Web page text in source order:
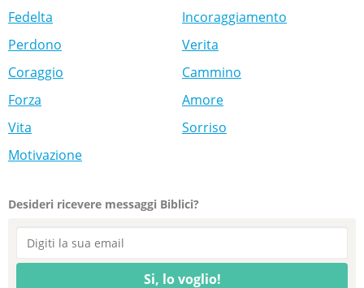
Fedelta
Incoraggiamento
Perdono
Verita
Coraggio
Cammino
Forza
Amore
Vita
Sorriso
Motivazione
Desideri ricevere messaggi Biblici?